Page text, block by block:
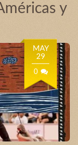
y
MAY
29
0